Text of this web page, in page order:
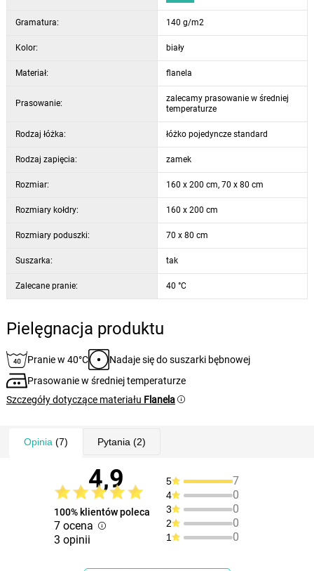
Gramatura: 140 g/m2
Kolor: biały
Materiał: flanela
Prasowanie:
zalecamy prasowanie w średniej
temperaturze
Rodzaj łóżka: łóżko pojedyncze standard
Rodzaj zapięcia: zamek
Rozmiar: 160 x 200 cm, 70 x 80 cm
Rozmiary kołdry: 160 x 200 cm
Rozmiary poduszki: 70 x 80 cm
Suszarka: tak
Zalecane pranie: 40 °C
Pielęgnacja produktu
Pranie w 40°C
Nadaje się do suszarki bębnowej
Prasowanie w średniej temperaturze
Szczegóły dotyczące materiału Flanela
Opinia (7) Pytania (2)
4,9
100% klientów poleca
7 ocena
3 opinii
5 7
4 0
3 0
2 0
1 0